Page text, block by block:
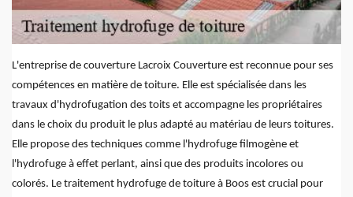
L'entreprise de couverture Lacroix Couverture est reconnue pour ses
compétences en matière de toiture. Elle est spécialisée dans les
travaux d'hydrofugation des toits et accompagne les propriétaires
dans le choix du produit le plus adapté au matériau de leurs toitures.
Elle propose des techniques comme l'hydrofuge filmogène et
l'hydrofuge à effet perlant, ainsi que des produits incolores ou
colorés. Le traitement hydrofuge de toiture à Boos est crucial pour